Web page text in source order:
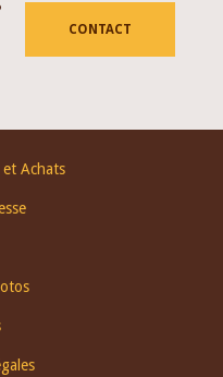
CONTACT
et Achats